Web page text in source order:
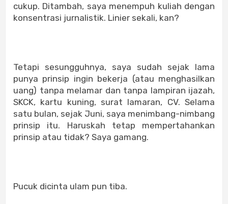
cukup. Ditambah, saya menempuh kuliah dengan
konsentrasi jurnalistik. Linier sekali, kan?
Tetapi sesungguhnya, saya sudah sejak lama
punya prinsip ingin bekerja (atau menghasilkan
uang) tanpa melamar dan tanpa lampiran ijazah,
SKCK, kartu kuning, surat lamaran, CV. Selama
satu bulan, sejak Juni, saya menimbang-nimbang
prinsip itu. Haruskah tetap mempertahankan
prinsip atau tidak? Saya gamang.
Pucuk dicinta ulam pun tiba.